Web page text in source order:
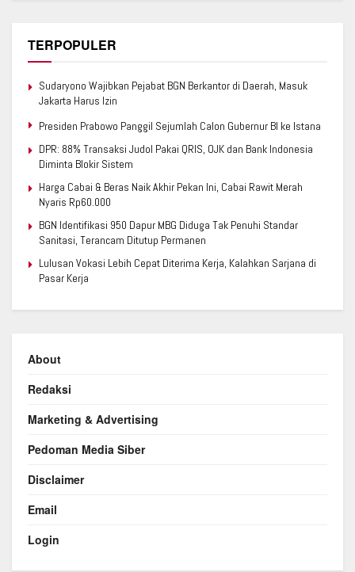
TERPOPULER
Sudaryono Wajibkan Pejabat BGN Berkantor di Daerah, Masuk
Jakarta Harus Izin
Presiden Prabowo Panggil Sejumlah Calon Gubernur BI ke Istana
DPR: 88% Transaksi Judol Pakai QRIS, OJK dan Bank Indonesia
Diminta Blokir Sistem
Harga Cabai & Beras Naik Akhir Pekan Ini, Cabai Rawit Merah
Nyaris Rp60.000
BGN Identifikasi 950 Dapur MBG Diduga Tak Penuhi Standar
Sanitasi, Terancam Ditutup Permanen
Lulusan Vokasi Lebih Cepat Diterima Kerja, Kalahkan Sarjana di
Pasar Kerja
About
Redaksi
Marketing & Advertising
Pedoman Media Siber
Disclaimer
Email
Login